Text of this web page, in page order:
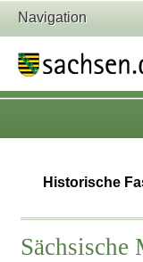
Navigation
Historische
Sächsische